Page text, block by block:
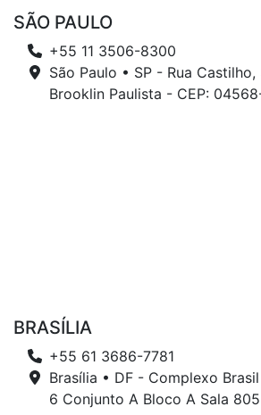
SÃO PAULO
+55 11 3506-8300
São Paulo • SP - Rua Castilho,
Brooklin Paulista - CEP:
BRASÍLIA
+55 61 3686-7781
Brasília • DF - Complexo
6 Conjunto A Bloco A Sala